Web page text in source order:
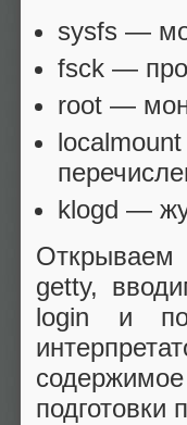
sysfs —
fsck —
root —
klogd —
Открываем
getty,
login и
подготовки